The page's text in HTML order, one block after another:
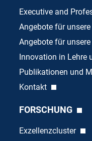
Executive and
Angebote für
Angebote für
Innovation in Lehre
Publikationen und
Kontakt
FORSCHUNG
Exzellenzcluster